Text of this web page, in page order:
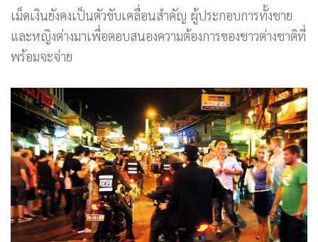
เม็ดเงินยังคงเป็นตัวขับเคลื่อนสำคัญ ผู้ประกอบการทั้งชาย
และหญิงต่างมาเพื่อตอบสนองความต้องการของชาวต่างชาติที่
พร้อมจะจ่าย